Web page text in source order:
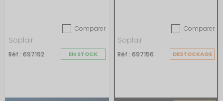
Comparer
Soplair
Réf : 697192 EN STOCK
Comparer
Soplair
Réf : 697156 DESTOCKAGE